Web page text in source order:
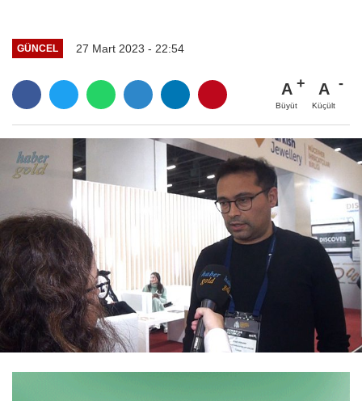
GÜNCEL 27 Mart 2023 - 22:54
A
Büyüt
A
Küçült